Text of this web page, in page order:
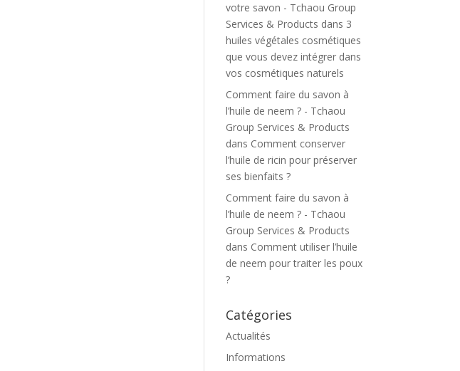
votre savon - Tchaou Group
Services & Products dans 3
huiles végétales cosmétiques
que vous devez intégrer dans
vos cosmétiques naturels
Comment faire du savon à
l’huile de neem ? - Tchaou
Group Services & Products
dans Comment conserver
l’huile de ricin pour préserver
ses bienfaits ?
Comment faire du savon à
l’huile de neem ? - Tchaou
Group Services & Products
dans Comment utiliser l’huile
de neem pour traiter les poux
?
Catégories
Actualités
Informations